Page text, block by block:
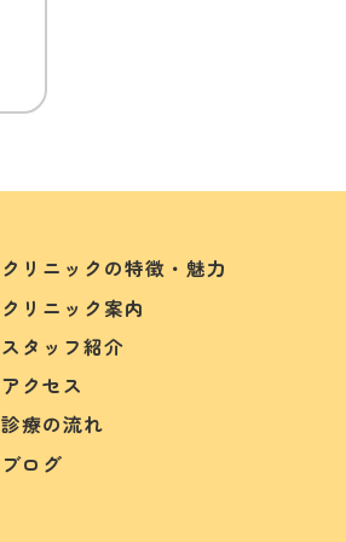
クリニックの特徴・魅力
クリニック案内
スタッフ紹介
アクセス
診療の流れ
ブログ